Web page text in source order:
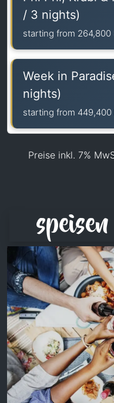
/ 3 nights)
starting from 264,800
Week in
nights)
starting from 449,400
Preise inkl. 7%